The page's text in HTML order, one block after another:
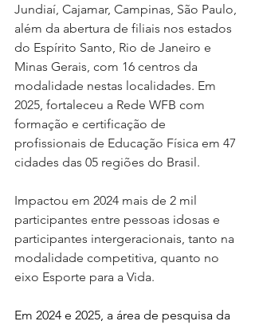
Jundiaí, Cajamar, Campinas, São Paulo,
além da abertura de filiais nos estados
do Espírito Santo, Rio de Janeiro e
Minas Gerais, com 16 centros da
modalidade nestas localidades. Em
2025, fortaleceu a Rede WFB com
formação e certificação de
profissionais de Educação Física em 47
cidades das 05 regiões do Brasil.
Impactou em 2024 mais de 2 mil
participantes entre pessoas idosas e
participantes intergeracionais, tanto na
modalidade competitiva, quanto no
eixo Esporte para a Vida.
Em 2024 e 2025, a área de pesquisa da